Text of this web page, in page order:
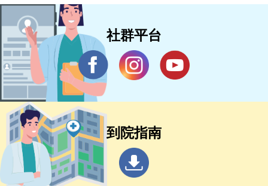
社群平台
到院指南